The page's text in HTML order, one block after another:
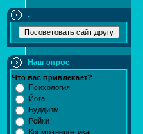
.
Наш опрос
Что вас привлекает?
Психология
Йога
Буддизм
Рейки
Космоэнергетика